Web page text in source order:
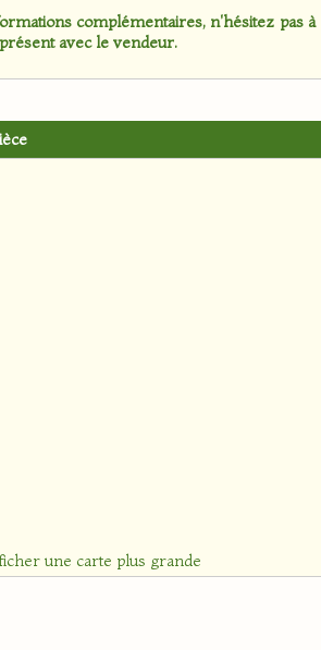
complémentaires, n'hésitez pas à
avec le vendeur.
une carte plus grande